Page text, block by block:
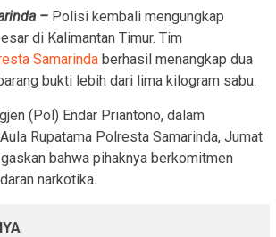
– Polisi kembali mengungkap
di Kalimantan Timur. Tim
Samarinda berhasil menangkap dua
bukti lebih dari lima kilogram sabu.
(Pol) Endar Priantono, dalam
Rupatama Polresta Samarinda, Jumat
bahwa pihaknya berkomitmen
narkotika.